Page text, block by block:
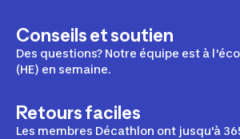
Conseils et soutien
Des questions? Notre équipe est à
(HE) en semaine.
Retours faciles
Les membres Décathlon ont jusqu'à